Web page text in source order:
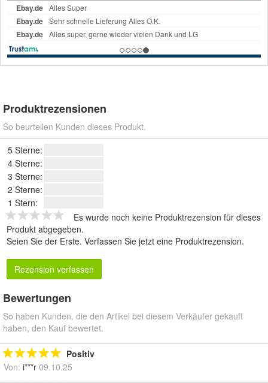
Produktrezensionen
So beurteilen Kunden dieses Produkt.
5 Sterne:
4 Sterne:
3 Sterne:
2 Sterne:
1 Stern:
Es wurde noch keine Produktrezension für dieses
Produkt abgegeben.
Seien Sie der Erste. Verfassen Sie jetzt eine Produktrezension.
Rezension verfassen
Bewertungen
So haben Kunden, die den Artikel bei diesem Verkäufer gekauft
haben, den Kauf bewertet.
Positiv
Von: i***r 09.10.25